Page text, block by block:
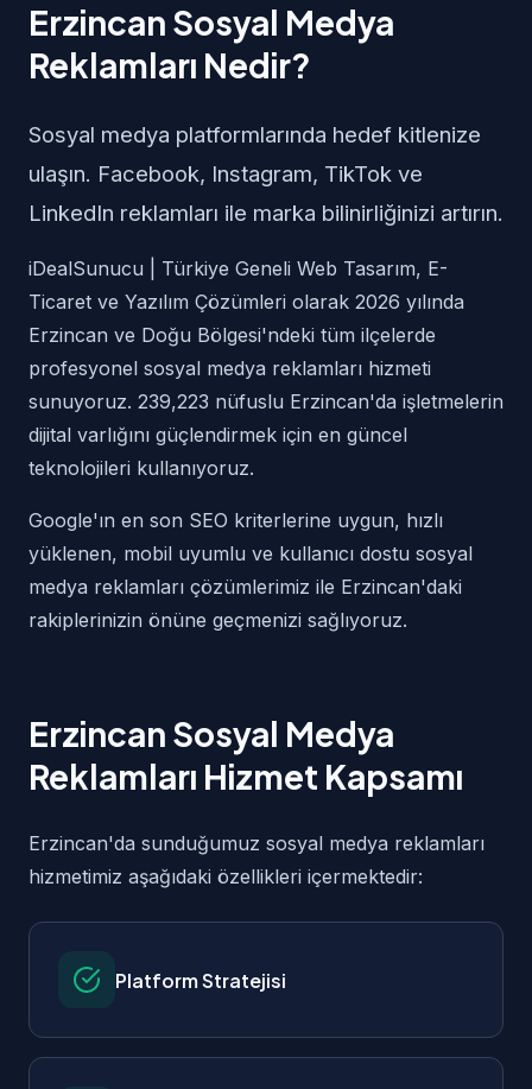
Erzincan Sosyal Medya
Reklamları Nedir?
Sosyal medya platformlarında hedef kitlenize
ulaşın. Facebook, Instagram, TikTok ve
LinkedIn reklamları ile marka bilinirliğinizi artırın.
iDealSunucu | Türkiye Geneli Web Tasarım, E-
Ticaret ve Yazılım Çözümleri olarak 2026 yılında
Erzincan ve Doğu Bölgesi'ndeki tüm ilçelerde
profesyonel sosyal medya reklamları hizmeti
sunuyoruz. 239,223 nüfuslu Erzincan'da işletmelerin
dijital varlığını güçlendirmek için en güncel
teknolojileri kullanıyoruz.
Google'ın en son SEO kriterlerine uygun, hızlı
yüklenen, mobil uyumlu ve kullanıcı dostu sosyal
medya reklamları çözümlerimiz ile Erzincan'daki
rakiplerinizin önüne geçmenizi sağlıyoruz.
Erzincan Sosyal Medya
Reklamları Hizmet Kapsamı
Erzincan'da sunduğumuz sosyal medya reklamları
hizmetimiz aşağıdaki özellikleri içermektedir:
Platform Stratejisi